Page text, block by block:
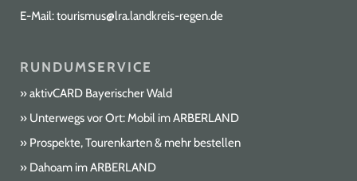
E-Mail:tourismus@lra.landkreis-regen.de
RUNDUMSERVICE
aktivCARD Bayerischer Wald
Unterwegs vor Ort: Mobil im ARBERLAND
Prospekte, Tourenkarten & mehr bestellen
Dahoam im ARBERLAND